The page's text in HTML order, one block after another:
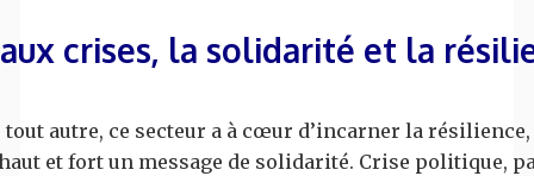
crises, la solidarité et la
tout autre, ce secteur a à cœur d’incarner la résilience,
et fort un message de solidarité. Crise politique,